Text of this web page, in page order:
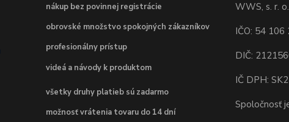
nákup bez povinnej registrácie
obrovské množstvo spokojných zákazníkov
profesionálny prístup
videá a návody k produktom
všetky druhy platieb sú zadarmo
možnosť vrátenia tovaru do 14 dní
WWS, s. r. o.
IČO: 54 106
DIČ:
IČ DPH:
Spoločnosť